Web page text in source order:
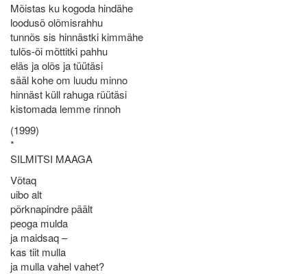
Mõistas ku kogoda hindähe
loodusõ olõmisrahhu
tunnõs sis hinnästki kimmähe
tulõs-õi mõttitki pahhu
eläs ja olõs ja tüütäsi
sääl kohe om luudu minno
hinnäst küll rahuga rüütäsi
kistomada lemme rinnoh
(1999)
*
SILMITSI MAAGA
Võtaq
uibo alt
põrknapindre päält
peoga mulda
ja maidsaq –
kas tiit mulla
ja mulla vahel vahet?